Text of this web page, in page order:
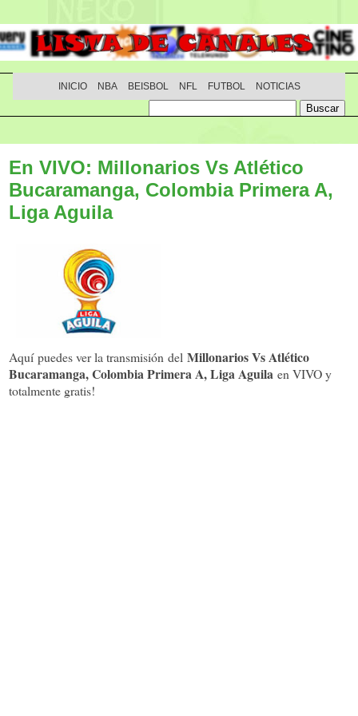
INICIO NBA BEISBOL NFL FUTBOL NOTICIAS
En VIVO: Millonarios Vs Atlético
Bucaramanga, Colombia Primera A,
Liga Aguila
Aquí puedes ver la transmisión del Millonarios Vs Atlético
Bucaramanga, Colombia Primera A, Liga Aguila en VIVO y
totalmente gratis!